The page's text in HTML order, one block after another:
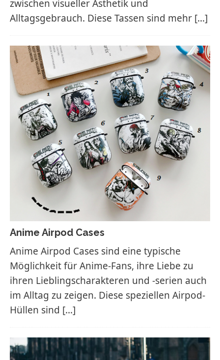
zwischen visueller Ästhetik und
Alltagsgebrauch. Diese Tassen sind mehr […]
Anime Airpod Cases
Anime Airpod Cases sind eine typische
Möglichkeit für Anime-Fans, ihre Liebe zu
ihren Lieblingscharakteren und -serien auch
im Alltag zu zeigen. Diese speziellen Airpod-
Hüllen sind […]